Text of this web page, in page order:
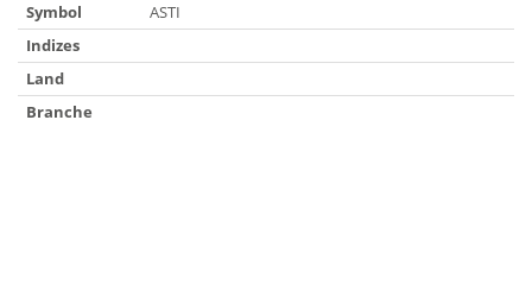
Symbol
ASTI
Indizes
Land
Branche